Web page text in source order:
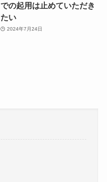
での起用は止めていただき
たい
2024年7月24日